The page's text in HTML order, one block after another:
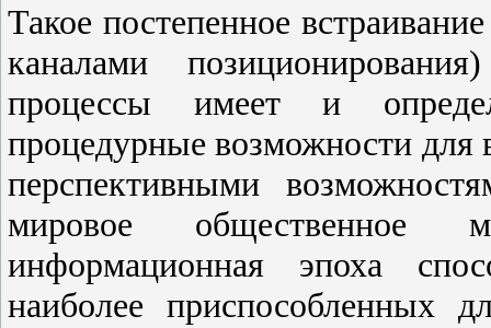
Такое постепенное
каналами
процессы имеет и
процедурные возможности
перспективными
мировое общественное
информационная эпоха
наиболее приспособленных